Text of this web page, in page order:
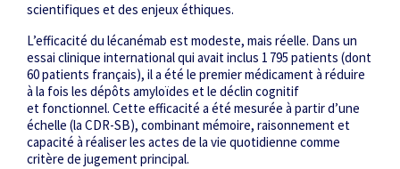
scientifiques et des enjeux éthiques.
L’efficacité du lécanémab est modeste, mais réelle. Dans un
essai clinique international qui avait inclus 1 795 patients (dont
60 patients français), il a été le premier médicament à réduire
à la fois les dépôts amyloïdes et le déclin cognitif
et fonctionnel. Cette efficacité a été mesurée à partir d’une
échelle (la CDR-SB), combinant mémoire, raisonnement et
capacité à réaliser les actes de la vie quotidienne comme
critère de jugement principal.